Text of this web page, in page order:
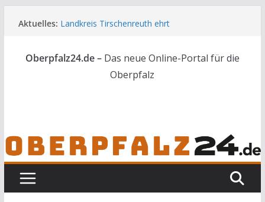
Inhalt
Aktuelles: Landkreis Tirschenreuth ehrt
Deutsch-amerikanischer Schüleraustausch zu
Gast im Landratsamt
Vater und Sohn mit Waffen und Böllern erwischt
Oberpfalz24.de – Das neue Online-Portal für die
Oberpfalz